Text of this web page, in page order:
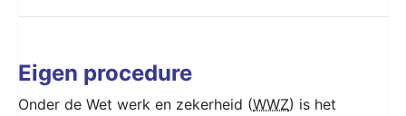
Eigen procedure
Onder de Wet werk en zekerheid (WWZ) is het